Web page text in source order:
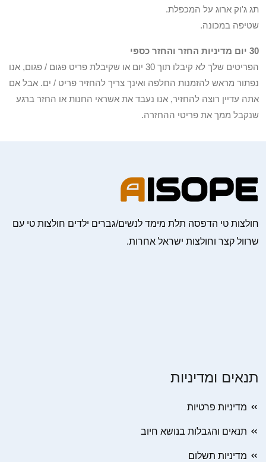
תג ג'וק ארוג על המכפלת.
שטיפה במכונה.
30 יום מדיניות החזר והחזר כספי
הפריטים שלך לא קיבלו תוך 30 יום או שקיבלת פריט פגום / פגום, אנו
נפתור מראש להזמנות החלפה ואינך צריך להחזיר פריט / ים. אבל אם
אתה עדיין רוצה להחזיר, אנו נעבד את אשראי החנות או החזר ברגע
שנקבל ממך את פריטי ההחזרה.
חולצות טי הדפסה תלת מימד לנשים/גברים ילדים חולצות טי עם
שרוול קצר וחולצות ישראל אחרות.
תנאים ומדיניות
מדיניות פרטיות
תנאים והגבלות בנושא חיוב
מדיניות תשלום